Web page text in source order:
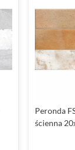
Peronda
ścienna